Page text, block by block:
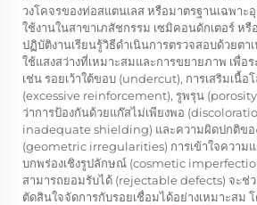
วงโคจรของท่อสแตนเลส หรือมาตรฐานเฉพา
ใช้งานในสาขาเภสัชกรรม เซมิคอนดักเตอร์ ห
ปฏิบัติงานเรียนรู้วิธีดำเนินการตรวจสอบด้วยตา
ใช้แสงสว่างที่เหมาะสมและการขยายภาพ เพื่อ
เช่น รอยเว้าใต้ขอบ (undercut), การเสริมเนื้อ
(excessive reinforcement), รูพรุน
ว่าการป้องกันด้วยแก๊สไม่เพียงพอ
inadequate shielding) และความผิดปกติขอ
(geometric irregularities) การเข้าใจความแ
บกพร่องเชิงรูปลักษณ์ (cosmetic
สามารถยอมรับได้ (rejectable defects) จะช่
ตัดสินใจจัดการกับรอยเชื่อมได้อย่างเหมาะสม